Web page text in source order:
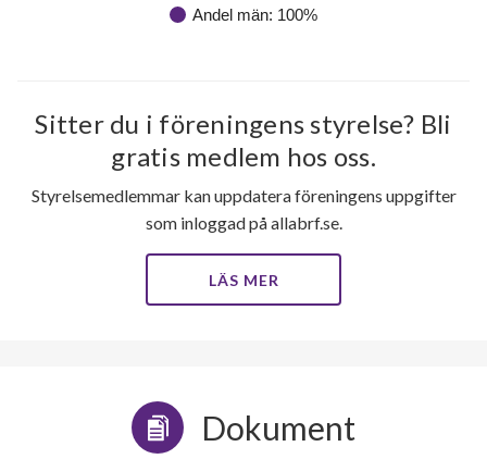
Andel män: 100%
Sitter du i föreningens styrelse? Bli
gratis medlem hos oss.
Styrelsemedlemmar kan uppdatera föreningens uppgifter
som inloggad på allabrf.se.
LÄS MER
Dokument